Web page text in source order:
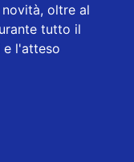
oltre al
tutto il
e l'atteso